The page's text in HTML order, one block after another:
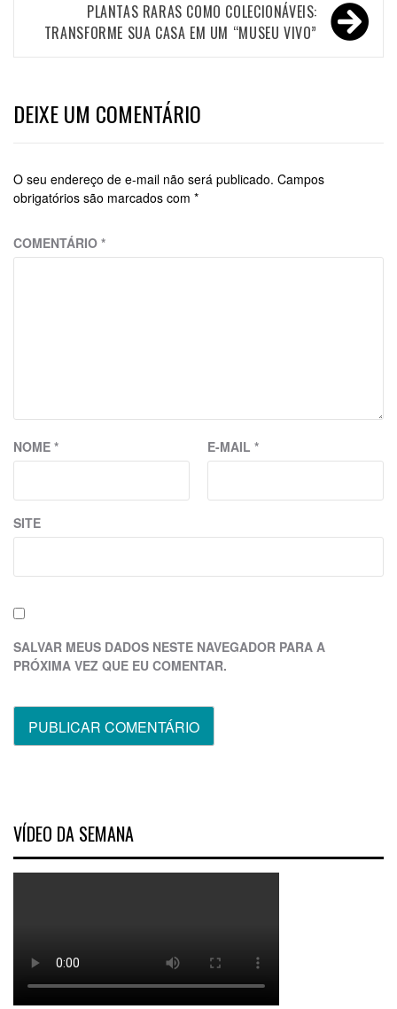
PLANTAS RARAS COMO COLECIONÁVEIS:
TRANSFORME SUA CASA EM UM “MUSEU VIVO”
DEIXE UM COMENTÁRIO
O seu endereço de e-mail não será publicado. Campos
obrigatórios são marcados com *
COMENTÁRIO *
NOME * E-MAIL *
SITE
SALVAR MEUS DADOS NESTE NAVEGADOR PARA A
PRÓXIMA VEZ QUE EU COMENTAR.
VÍDEO DA SEMANA